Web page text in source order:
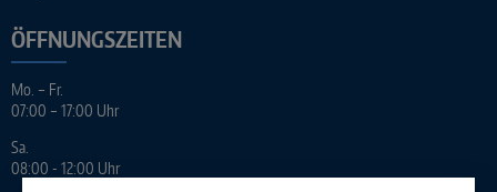
ÖFFNUNGSZEITEN
Mo. – Fr.
07:00 – 17:00 Uhr
Sa.
08:00 - 12:00 Uhr